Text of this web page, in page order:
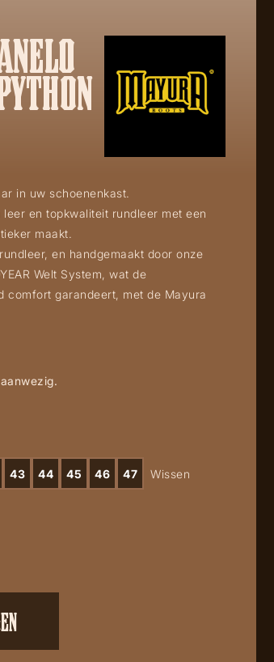
in uw schoenenkast.
en topkwaliteit rundleer met een
maakt.
en handgemaakt door onze
Welt System, wat de
comfort garandeert, met de Mayura
43 44 45 46 47 Wissen